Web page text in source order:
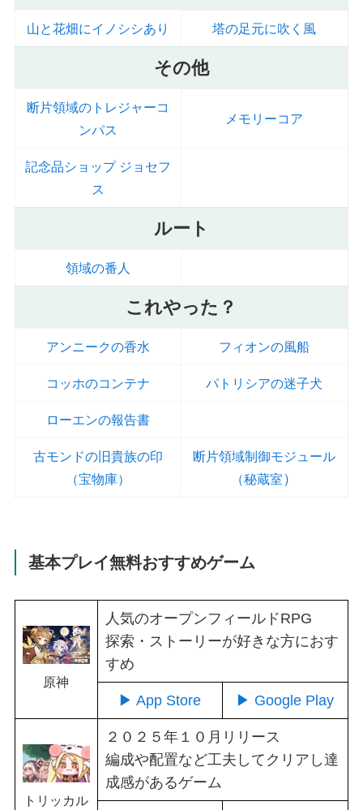
山と花畑にイノシシあり 塔の足元に吹く風
その他
断片領域のトレジャーコ
ンパス
メモリーコア
記念品ショップ ジョセフ
ス
ルート
領域の番人
これやった？
アンニークの香水 フィオンの風船
コッホのコンテナ パトリシアの迷子犬
ローエンの報告書
古モンドの旧貴族の印
（宝物庫）
断片領域制御モジュール
（秘蔵室 ）
基本プレイ無料おすすめゲーム
原神
人気のオープンフィールドRPG
探索・ストーリーが好きな方におす
すめ
▶ App Store ▶ Google Play
トリッカル
２０２５年１０月リリース
編成や配置など工夫してクリアし達
成感があるゲーム